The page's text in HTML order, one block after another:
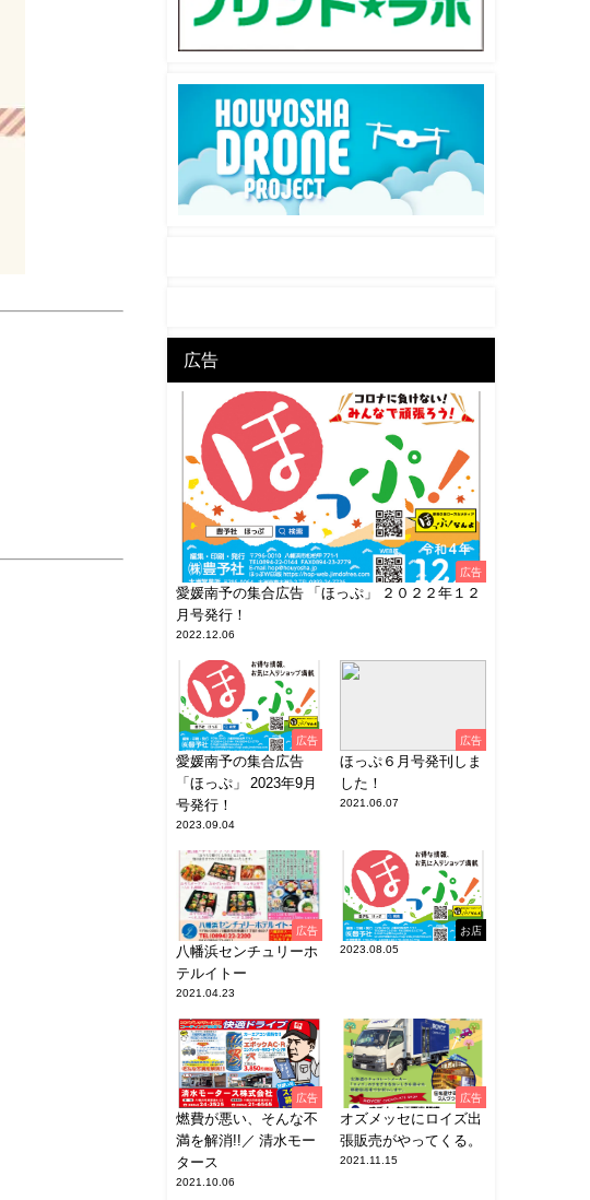
広告
広告
愛媛南予の集合広告 「ほっぷ」 ２０２２年１２
月号発行！
2022.12.06
広告
愛媛南予の集合広告
「ほっぷ」 2023年9月
号発行！
2023.09.04
広告
ほっぷ６月号発刊しま
した！
2021.06.07
広告
八幡浜センチュリーホ
テルイトー
2021.04.23
お店
2023.08.05
広告
燃費が悪い、そんな不
満を解消!!／ 清水モー
タース
2021.10.06
広告
オズメッセにロイズ出
張販売がやってくる。
2021.11.15